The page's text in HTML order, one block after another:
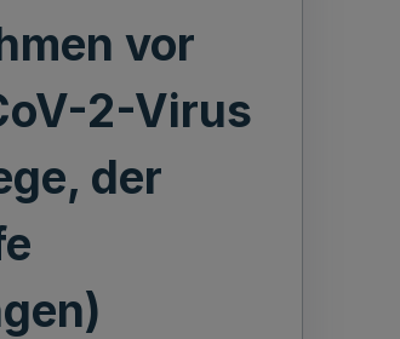
vor
2-Virus
der